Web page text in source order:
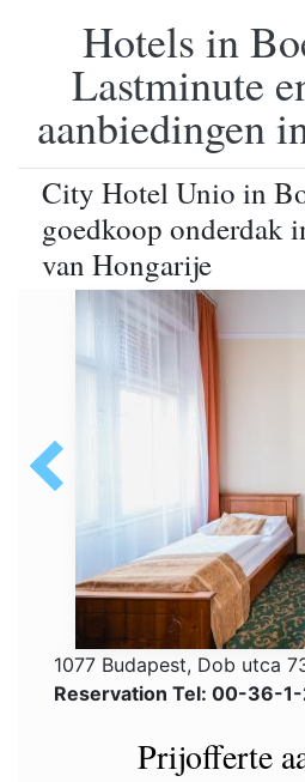
Hotels in
Lastminute
aanbiedingen
City Hotel Unio in
goedkoop onderdak
van Hongarije
1077 Budapest, Dob utca
Reservation Tel: 00-36-
Prijofferte